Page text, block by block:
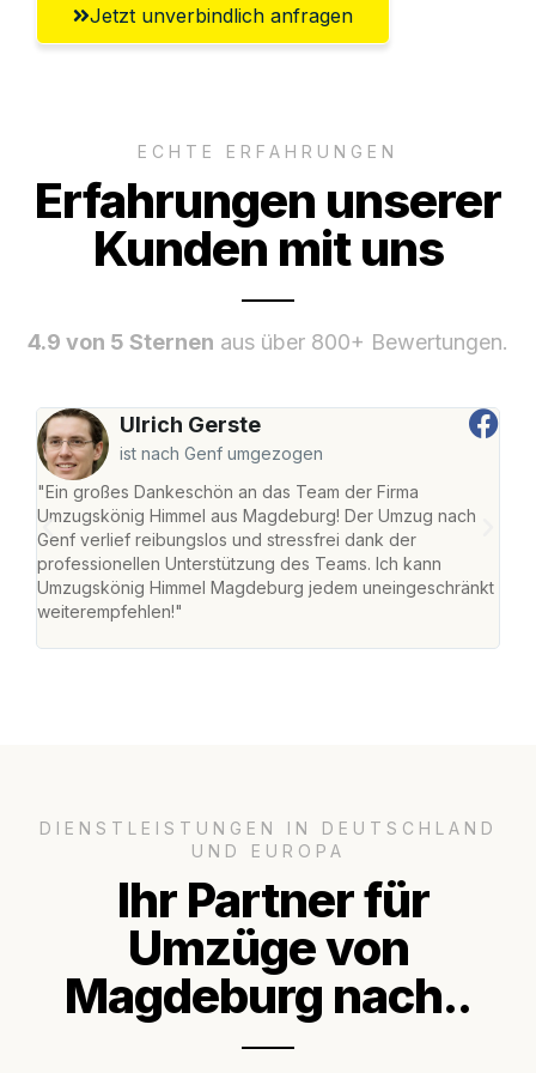
Jetzt unverbindlich anfragen
ECHTE ERFAHRUNGEN
Erfahrungen unserer
Kunden mit uns
4.9 von 5 Sternen aus über 800+ Bewertungen.
Ulrich Gerste
ist nach Genf umgezogen
"Ein großes Dankeschön an das Team der Firma
Umzugskönig Himmel aus Magdeburg! Der Umzug nach
Genf verlief reibungslos und stressfrei dank der
professionellen Unterstützung des Teams. Ich kann
Umzugskönig Himmel Magdeburg jedem uneingeschränkt
weiterempfehlen!"
DIENSTLEISTUNGEN IN DEUTSCHLAND
UND EUROPA
Ihr Partner für
Umzüge von
Magdeburg nach..